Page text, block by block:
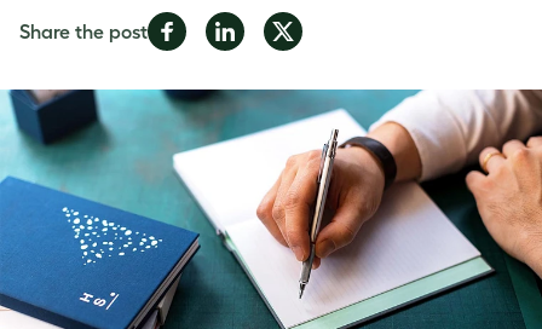
Share the postShare
Facebook
Share
LinkedIn
Share
Twitter